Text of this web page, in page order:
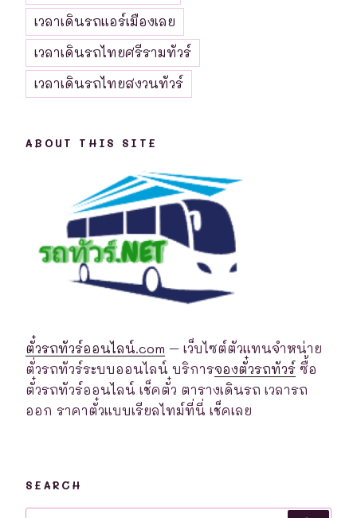
เวลาเดินรถแอร์เมืองเลย
เวลาเดินรถไทยศรีรามทัวร์
เวลาเดินรถไทยสงวนทัวร์
ABOUT THIS SITE
ตั๋วรถทัวร์ออนไลน์.com – เว็บไซต์ตัวแทนจำหน่าย
ตั่วรถทัวร์ระบบออนไลน์ บริการจองตั๋วรถทัวร์ ซื้อ
ตั๋วรถทัวร์ออนไลน์ เช็คตั๋ว ตารางเดินรถ เวลารถ
ออก ราคาตั๋วแบบเรียลไทม์ที่นี่ เช็คเลย
SEARCH